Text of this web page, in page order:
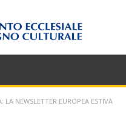
LA NEWSLETTER EUROPEA ESTIVA